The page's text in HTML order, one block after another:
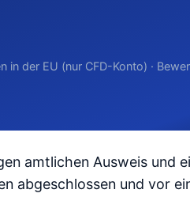
in der EU (nur CFD-Konto) ·
amtlichen Ausweis und
abgeschlossen und vor